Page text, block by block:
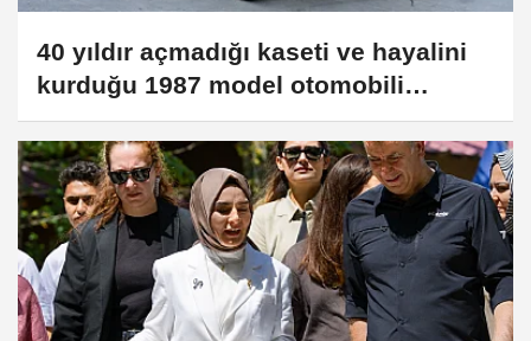
40 yıldır açmadığı kaseti ve hayalini
kurduğu 1987 model otomobili
hayranı olduğu Cengiz Kurtoğlu'yla
buluşturdu